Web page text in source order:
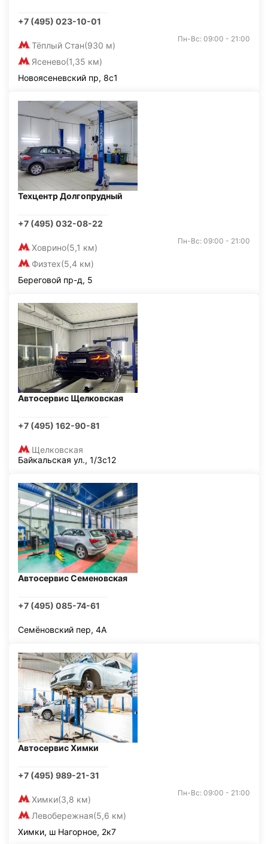
+7 (495) 023-10-01
Тёплый Стан(930 м)
Ясенево(1,35 км)
Пн-Вс: 09:00 - 21:00
Новоясеневский пр, 8с1
Техцентр Долгопрудный
+7 (495) 032-08-22
Ховрино(5,1 км)
Физтех(5,4 км)
Пн-Вс: 09:00 - 21:00
Береговой пр-д, 5
Автосервис Щелковская
+7 (495) 162-90-81
Щелковская
Байкальская ул., 1/3с12
Автосервис Семеновская
+7 (495) 085-74-61
Семёновский пер, 4А
Автосервис Химки
+7 (495) 989-21-31
Химки(3,8 км)
Левобережная(5,6 км)
Пн-Вс: 09:00 - 21:00
Химки, ш Нагорное, 2к7